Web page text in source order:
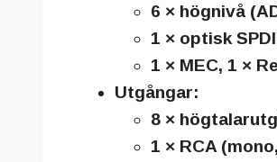
6 × högnivå
1 × optisk
1 × MEC, 1 ×
Utgångar:
8 ×
1 × RCA